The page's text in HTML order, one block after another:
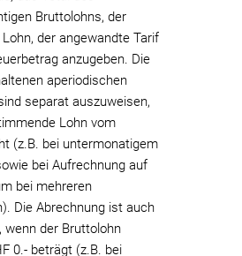
Bruttolohns, der
der angewandte Tarif
anzugeben. Die
aperiodischen
separat auszuweisen,
Lohn vom
(z.B. bei untermonatigem
bei Aufrechnung auf
bei mehreren
Die Abrechnung ist auch
wenn der Bruttolohn
0.- beträgt (z.B. bei